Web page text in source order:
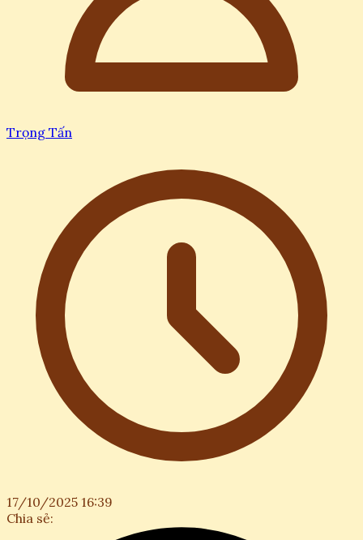
Trọng Tấn
17/10/2025 16:39
Chia sẻ: